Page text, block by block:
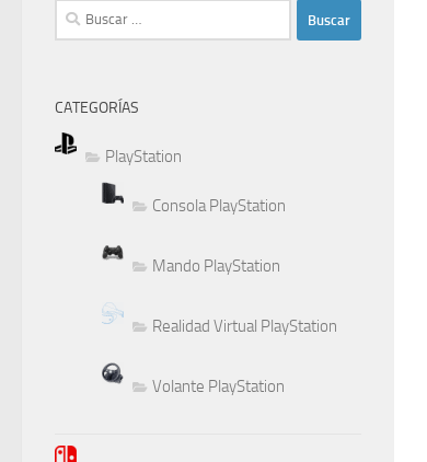
Buscar:
CATEGORÍAS
PlayStation
Consola PlayStation
Mando PlayStation
Realidad Virtual PlayStation
Volante PlayStation